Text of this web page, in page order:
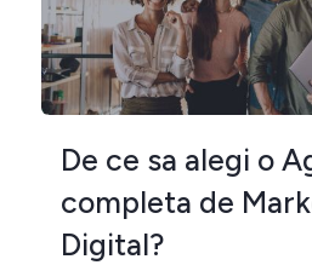
De ce sa alegi o
completa de
Digital?